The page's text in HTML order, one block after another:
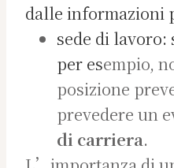
dalle informazioni
sede di lavoro:
per esempio,
posizione
prevedere un
di carriera.